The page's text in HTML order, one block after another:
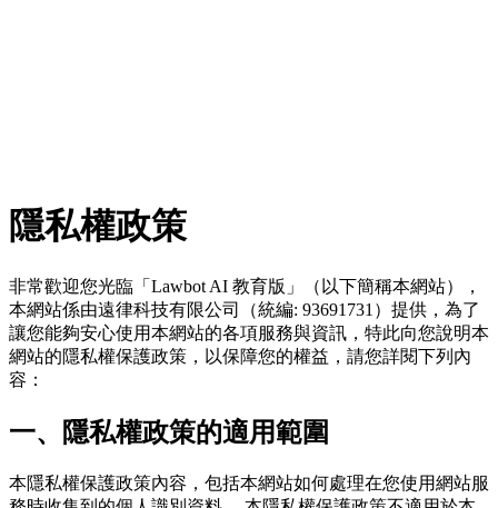
隱私權政策
非常歡迎您光臨「Lawbot AI 教育版」（以下簡稱本網站），
本網站係由遠律科技有限公司（統編: 93691731）提供，為了
讓您能夠安心使用本網站的各項服務與資訊，特此向您說明本
網站的隱私權保護政策，以保障您的權益，請您詳閱下列內
容：
一、隱私權政策的適用範圍
本隱私權保護政策內容，包括本網站如何處理在您使用網站服